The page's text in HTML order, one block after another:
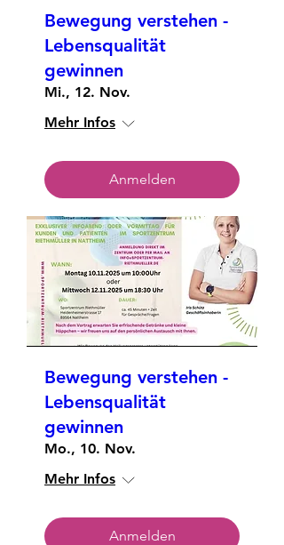
Bewegung verstehen -
Lebensqualität
gewinnen
Mi., 12. Nov.
Mehr Infos
Anmelden
Bewegung verstehen -
Lebensqualität
gewinnen
Mo., 10. Nov.
Mehr Infos
Anmelden